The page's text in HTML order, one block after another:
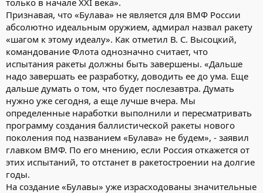
Признавая, что «Булава» не является для ВМФ России
абсолютно идеальным оружием, адмирал назвал ракету
«шагом к этому идеалу». Как отметил В. С. Высоцкий,
командование Флота однозначно считает, что
испытания ракеты должны быть завершены. «Дальше
надо завершать ее разработку, доводить ее до ума. Еще
дальше думать о том, что будет послезавтра. Думать
нужно уже сегодня, а еще лучше вчера. Мы
определенные наработки выполнили и пересматривать
программу создания баллистической ракеты нового
поколения под названием «Булава» не будем», - заявил
главком ВМФ. По его мнению, если Россия откажется от
этих испытаний, то отстанет в ракетостроении на долгие
годы.
На создание «Булавы» уже израсходованы значительные